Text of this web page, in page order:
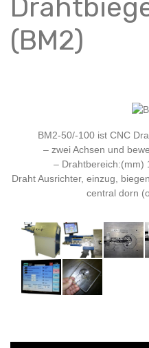
(BM2)
BM2-50/-100 ist CNC
– zwei Achsen und
– Drahtbereich:(mm)
Draht Ausrichter, einzug,
central dorn